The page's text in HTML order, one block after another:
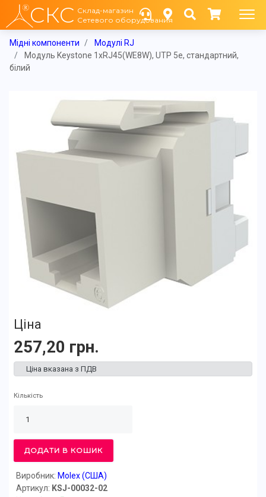
СКС Склад-магазин
Сетевого оборудования
Мідні компоненти
Модулі RJ
Модуль Keystone 1xRJ45(WE8W), UTP 5е, стандартний,
білий
Ціна
257,20 грн.
Ціна вказана з ПДВ
Кількість
ДОДАТИ В КОШИК
Виробник: Molex (США)
Артикул: KSJ-00032-02